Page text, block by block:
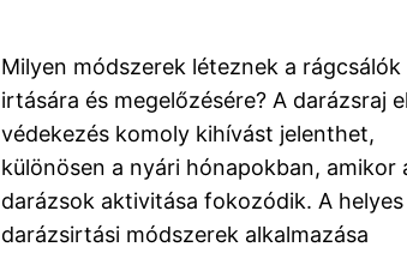
Milyen módszerek léteznek a rágcsálók
irtására és megelőzésére? A darázsraj
védekezés komoly kihívást jelenthet,
különösen a nyári hónapokban, amikor
darázsok aktivitása fokozódik. A helyes
darázsirtási módszerek alkalmazása